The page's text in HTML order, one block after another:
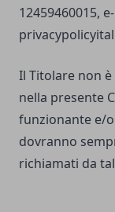
12459460015,
Il Titolare non
nella presente
funzionante e/
dovranno
richiamati da